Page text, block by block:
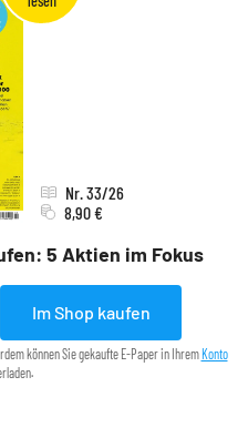
5 Aktien im Fokus
Nr. 33/26
8,90 €
Im Shop kaufen
können Sie gekaufte E-Paper in Ihrem Konto